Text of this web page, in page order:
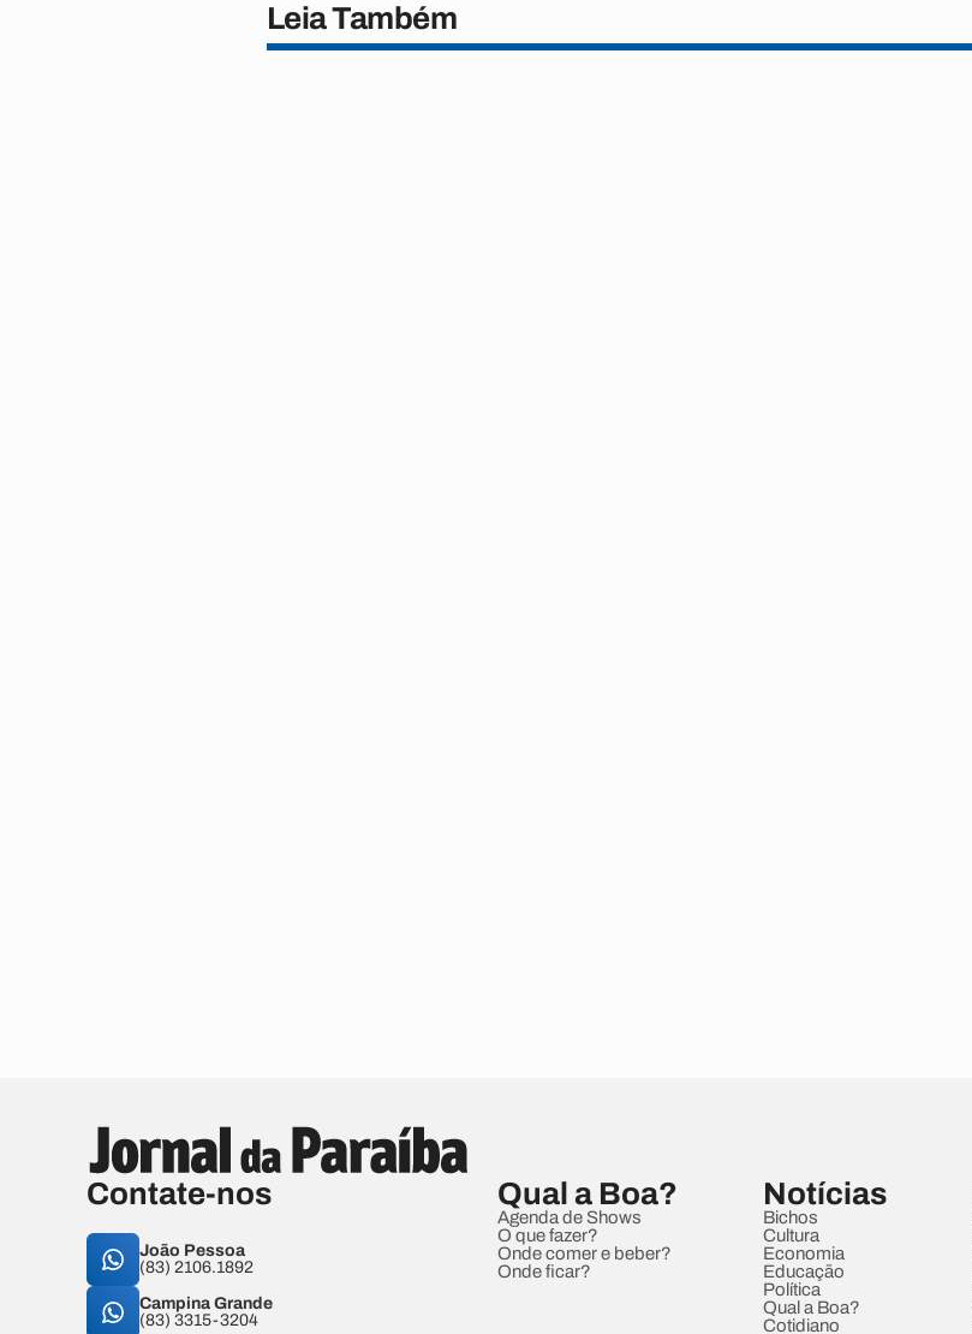
Leia Também
Contate-nos
João Pessoa
(83) 2106.1892
Campina Grande
(83) 3315-3204
Qual a Boa?
Agenda de Shows
O que fazer?
Onde comer e beber?
Onde ficar?
Notícias
Bichos
Cultura
Economia
Educação
Política
Qual a Boa?
Cotidiano